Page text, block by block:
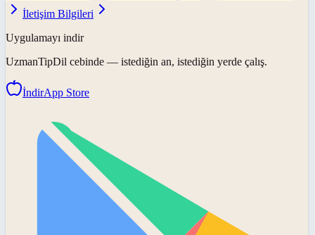
İletişim Bilgileri
Uygulamayı indir
UzmanTipDil cebinde — istediğin an, istediğin yerde çalış.
İndirApp Store